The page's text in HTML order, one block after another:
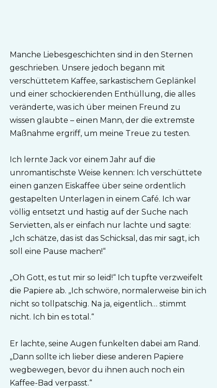
Manche Liebesgeschichten sind in den Sternen
geschrieben. Unsere jedoch begann mit
verschüttetem Kaffee, sarkastischem Geplänkel
und einer schockierenden Enthüllung, die alles
veränderte, was ich über meinen Freund zu
wissen glaubte – einen Mann, der die extremste
Maßnahme ergriff, um meine Treue zu testen.
Ich lernte Jack vor einem Jahr auf die
unromantischste Weise kennen: Ich verschüttete
einen ganzen Eiskaffee über seine ordentlich
gestapelten Unterlagen in einem Café. Ich war
völlig entsetzt und hastig auf der Suche nach
Servietten, als er einfach nur lachte und sagte:
„Ich schätze, das ist das Schicksal, das mir sagt, ich
soll eine Pause machen!“
„Oh Gott, es tut mir so leid!“ Ich tupfte verzweifelt
die Papiere ab. „Ich schwöre, normalerweise bin ich
nicht so tollpatschig. Na ja, eigentlich… stimmt
nicht. Ich bin es total.“
Er lachte, seine Augen funkelten dabei am Rand.
„Dann sollte ich lieber diese anderen Papiere
wegbewegen, bevor du ihnen auch noch ein
Kaffee-Bad verpasst.“